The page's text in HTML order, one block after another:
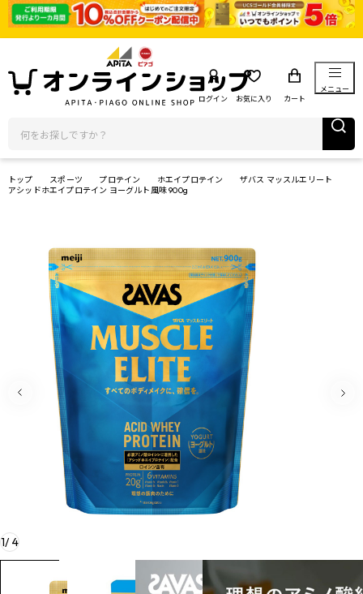
ログイン お気に入り カート
メニュー
トップ スポーツ プロテイン ホエイプロテイン
ザバス マッスルエリート
アシッドホエイプロテイン ヨーグルト風味 900g
1/4